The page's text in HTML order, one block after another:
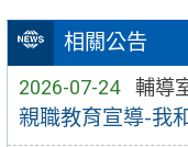
相關公告
2026-07-24 輔導
親職教育宣導-我